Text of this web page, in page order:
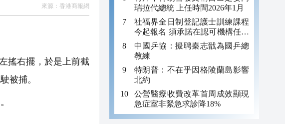
來源： 香港商報網
搖右擺，於是上前截
被捕。
瑞拉代總統 上任時間2026年1月
社福界全日制登記護士訓練課程
今起報名 須承諾在認可機構任職
至少三年
中國乒協：擬聘秦志戩為國乒總
教練
特朗普：不在乎因格陵蘭島影響
北約
公營醫療收費改革首周成效顯現
急症室非緊急求診降18%